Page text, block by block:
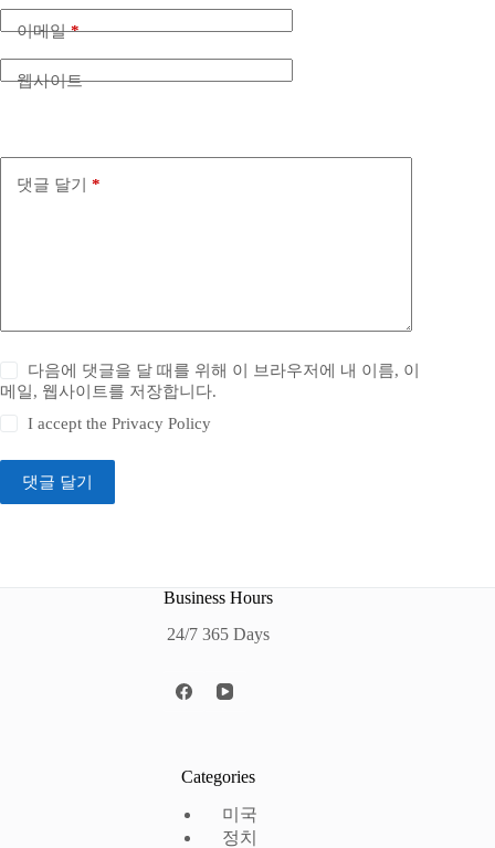
이메일*
웹사이트
댓글 달기 *
다음에 댓글을 달 때를 위해 이 브라우저에 내 이름, 이
메일, 웹사이트를 저장합니다.
I accept thePrivacy Policy
댓글 달기
Business Hours
24/7 365 Days
Categories
미국
정치